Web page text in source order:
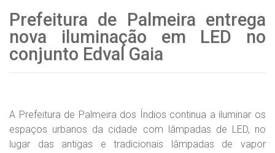
Prefeitura de Palmeira entrega
nova iluminação em LED no
conjunto Edval Gaia
A Prefeitura de Palmeira dos Índios continua a iluminar os
espaços urbanos da cidade com lâmpadas de LED, no
lugar das antigas e tradicionais lâmpadas de vapor